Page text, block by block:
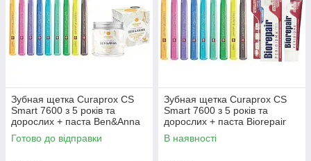
Зубна щітка Curaprox CS 3960 Super Soft +
паста Zendium Classic + ополіскувач Elmex
Зубная щетка Curaprox CS
Smart 7600 з 5 років та
дорослих + паста Ben&Anna
Orange натуральна
відбілююча з фтором
Готово до відправки
Зубная щетка Curaprox CS
Smart 7600 з 5 років та
дорослих + паста Biorepair
PERIBIOMA підтримка
мікрофлори
В наявності